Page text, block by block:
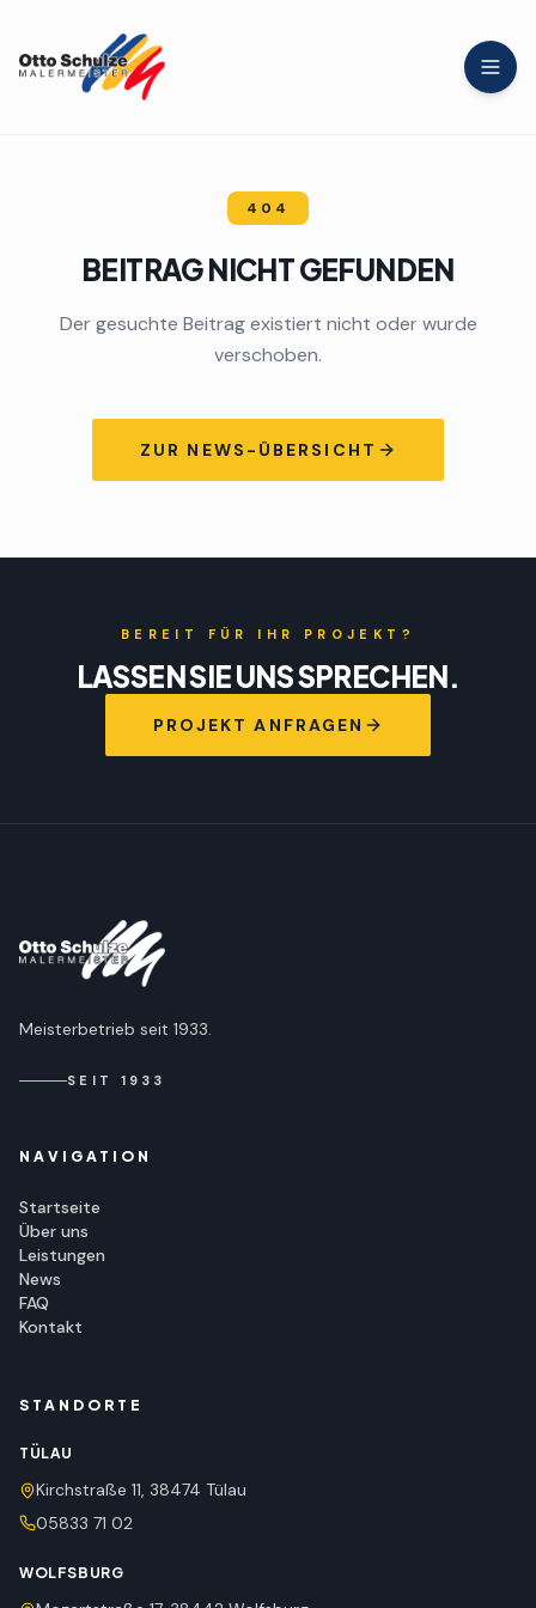
404
BEITRAG NICHT GEFUNDEN
Der gesuchte Beitrag existiert nicht oder wurde
verschoben.
ZUR NEWS-ÜBERSICHT
BEREIT FÜR IHR PROJEKT?
LASSEN SIE UNS SPRECHEN.
PROJEKT ANFRAGEN
Meisterbetrieb seit 1933.
SEIT 1933
NAVIGATION
Startseite
Über uns
Leistungen
News
FAQ
Kontakt
STANDORTE
TÜLAU
Kirchstraße 11, 38474 Tülau
05833 71 02
WOLFSBURG